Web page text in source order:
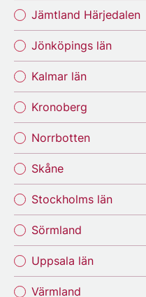
Jämtland Härjedalen
Jönköpings län
Kalmar län
Kronoberg
Norrbotten
Skåne
Stockholms län
Sörmland
Uppsala län
Värmland